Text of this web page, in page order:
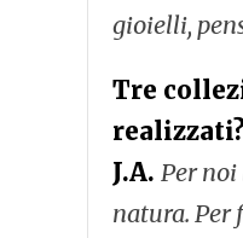
gioielli,
Tre
J.A. Per
natura. Per